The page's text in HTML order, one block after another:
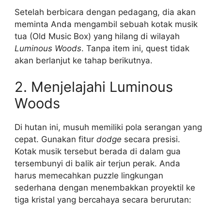
Setelah berbicara dengan pedagang, dia akan
meminta Anda mengambil sebuah kotak musik
tua (Old Music Box) yang hilang di wilayah
Luminous Woods. Tanpa item ini, quest tidak
akan berlanjut ke tahap berikutnya.
2. Menjelajahi Luminous
Woods
Di hutan ini, musuh memiliki pola serangan yang
cepat. Gunakan fitur dodge secara presisi.
Kotak musik tersebut berada di dalam gua
tersembunyi di balik air terjun perak. Anda
harus memecahkan puzzle lingkungan
sederhana dengan menembakkan proyektil ke
tiga kristal yang bercahaya secara berurutan: